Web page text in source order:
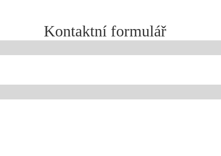
Kontaktní formulář